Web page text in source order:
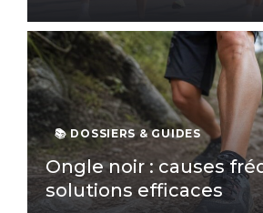
📚 DOSSIERS & GUIDES
Ongle noir : causes
solutions efficaces